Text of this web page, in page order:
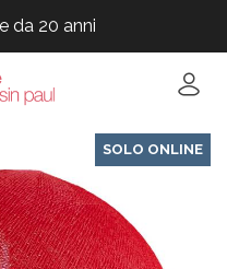
da 20 anni
da 20 anni
da 20 anni
SOLO ONLINE